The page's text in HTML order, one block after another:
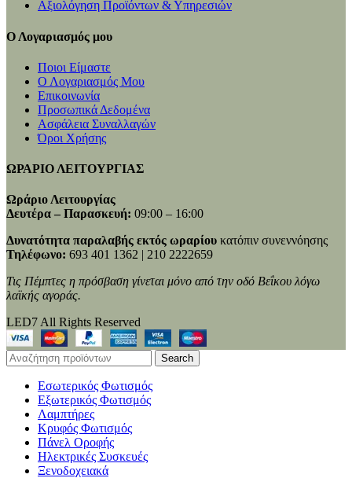
Αξιολόγηση Προϊόντων & Υπηρεσιών
Ο Λογαριασμός μου
Ποιοι Είμαστε
Ο Λογαριασμός Μου
Επικοινωνία
Προσωπικά Δεδομένα
Ασφάλεια Συναλλαγών
Όροι Χρήσης
ΩΡΑΡΙΟ ΛΕΙΤΟΥΡΓΙΑΣ
Ωράριο Λειτουργίας
Δευτέρα – Παρασκευή: 09:00 – 16:00
Δυνατότητα παραλαβής εκτός ωραρίου κατόπιν συνεννόησης
Τηλέφωνο: 693 401 1362 | 210 2222659
Τις Πέμπτες η πρόσβαση γίνεται μόνο από την οδό Βεΐκου λόγω
λαϊκής αγοράς.
LED7 All Rights Reserved
Search
Εσωτερικός Φωτισμός
Εξωτερικός Φωτισμός
Λαμπτήρες
Κρυφός Φωτισμός
Πάνελ Οροφής
Ηλεκτρικές Συσκευές
Ξενοδοχειακά